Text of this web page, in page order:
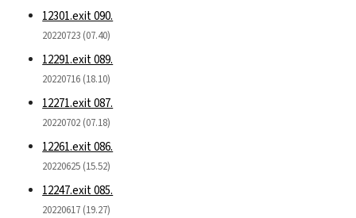
12301.exit 090.
20220723 (07.40)
12291.exit 089.
20220716 (18.10)
12271.exit 087.
20220702 (07.18)
12261.exit 086.
20220625 (15.52)
12247.exit 085.
20220617 (19.27)